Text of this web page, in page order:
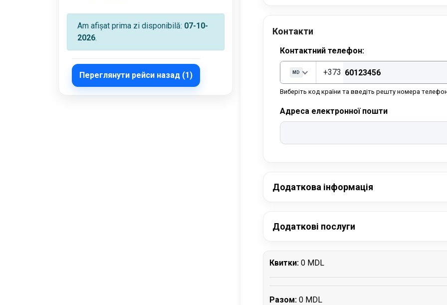
Am afișat prima zi disponibilă: 07-10-
2026.
Переглянути рейси назад (1)
Контакти
Контактний телефон:
MD +373
Виберіть код країни та введіть решту номера
Адреса електронної пошти
Додаткова інформація
Додаткові послуги
Квитки: 0 MDL
Разом: 0 MDL